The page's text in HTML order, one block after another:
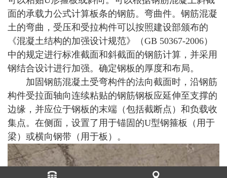
面的承载力公式计算板条的钢筋。弯曲件。钢筋混凝
土的弯曲，受压和受拉构件可以按照建设部颁布的
《混凝土结构的加强设计规范》（GB 50367-2006）
中的规定进行标准截面和斜截面的钢筋计算，并采用
钢结合设计进行加强。确定钢板的厚度和布局。
加固钢筋混凝土受弯构件的法向截面时，沿钢筋
构件受拉面轴向连续粘贴的钢筋钢板应延伸至支撑的
边缘，并应位于钢板的末端（包括截断点）和负载收
集点。在侧面，设置了用于锚固的U型钢箍板（用于
梁）或横向钢带（用于板）。